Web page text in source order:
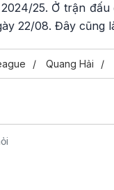
25. Ở trận
22/08. Đây cũng
Quang Hải